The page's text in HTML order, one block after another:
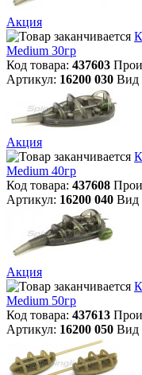
Акция
Мedium 30гр
Код товара: 437603
Артикул: 16200 030 Вид
Акция
Мedium 40гр
Код товара: 437608
Артикул: 16200 040 Вид
Акция
Мedium 50гр
Код товара: 437613
Артикул: 16200 050 Вид